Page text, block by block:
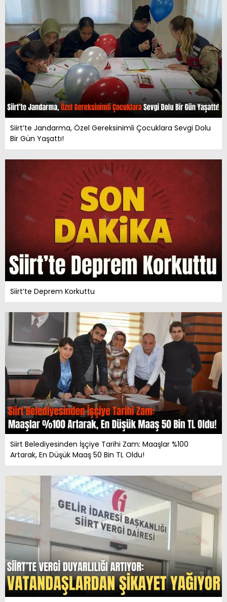
Siirt’te Jandarma, Özel Gereksinimli Çocuklara Sevgi Dolu
Bir Gün Yaşattı!
Siirt’te Deprem Korkuttu
Siirt Belediyesinden İşçiye Tarihi Zam: Maaşlar %100
Artarak, En Düşük Maaş 50 Bin TL Oldu!